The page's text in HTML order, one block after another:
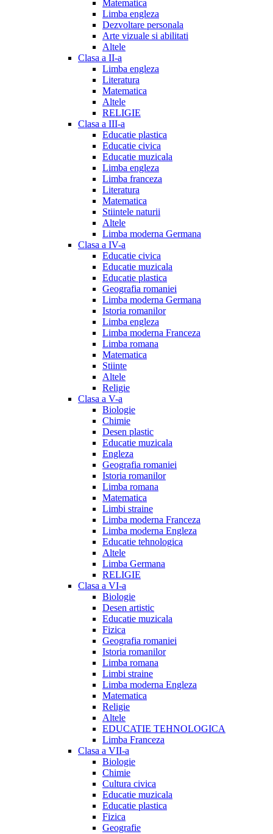
Matematica
Limba engleza
Dezvoltare personala
Arte vizuale si abilitati
Altele
Clasa a II-a
Limba engleza
Literatura
Matematica
Altele
RELIGIE
Clasa a III-a
Educatie plastica
Educatie civica
Educatie muzicala
Limba engleza
Limba franceza
Literatura
Matematica
Stiintele naturii
Altele
Limba moderna Germana
Clasa a IV-a
Educatie civica
Educatie muzicala
Educatie plastica
Geografia romaniei
Limba moderna Germana
Istoria romanilor
Limba engleza
Limba moderna Franceza
Limba romana
Matematica
Stiinte
Altele
Religie
Clasa a V-a
Biologie
Chimie
Desen plastic
Educatie muzicala
Engleza
Geografia romaniei
Istoria romanilor
Limba romana
Matematica
Limbi straine
Limba moderna Franceza
Limba moderna Engleza
Educatie tehnologica
Altele
Limba Germana
RELIGIE
Clasa a VI-a
Biologie
Desen artistic
Educatie muzicala
Fizica
Geografia romaniei
Istoria romanilor
Limba romana
Limbi straine
Limba moderna Engleza
Matematica
Religie
Altele
EDUCATIE TEHNOLOGICA
Limba Franceza
Clasa a VII-a
Biologie
Chimie
Cultura civica
Educatie muzicala
Educatie plastica
Fizica
Geografie